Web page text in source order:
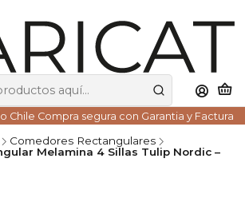
Chile Compra segura con Garantia y Factura
Comedores Rectangulares
Melamina 4 Sillas Tulip Nordic –